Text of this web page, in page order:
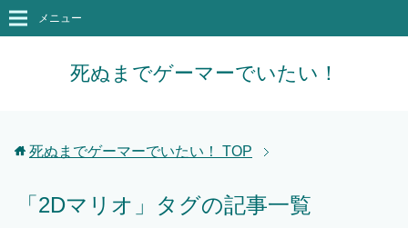
死ぬまでゲーマーでいたい！
メニュー
死ぬまでゲーマーでいたい！ TOP
「2Dマリオ」タグの記事一覧